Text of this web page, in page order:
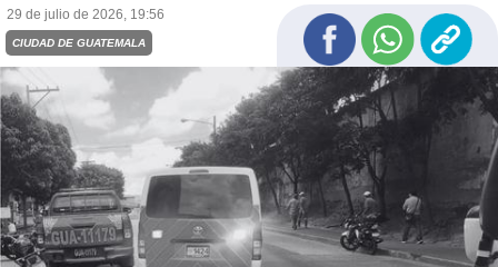
29 de julio de 2026, 19:56
CIUDAD DE GUATEMALA